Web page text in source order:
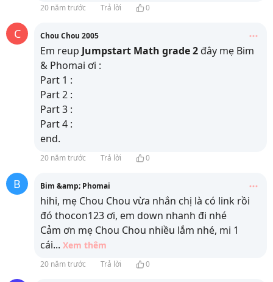
20 năm trước Trả lời 0
C Chou Chou 2005
Em reup Jumpstart Math grade 2đây mẹ Bim
& Phomai ơi :
Part 1 :
Part 2 :
Part 3 :
Part 4 :
end.
20 năm trước Trả lời 0
B Bim &amp; Phomai
hihi, mẹ Chou Chou vừa nhắn chị là có link rồi
đó thocon123 ơi, em down nhanh đi nhé
Cảm ơn mẹ Chou Chou nhiều lắm nhé, mi 1
cái... Xem thêm
20 năm trước Trả lời 0